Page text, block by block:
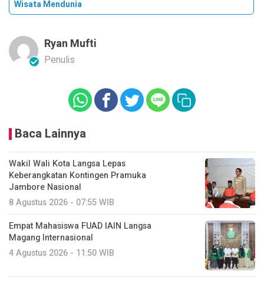
Wisata Mendunia
Ryan Mufti
Penulis
Baca Lainnya
Wakil Wali Kota Langsa Lepas
Keberangkatan Kontingen Pramuka
Jambore Nasional
8 Agustus 2026 - 07:55 WIB
Empat Mahasiswa FUAD IAIN Langsa
Magang Internasional
4 Agustus 2026 - 11:50 WIB